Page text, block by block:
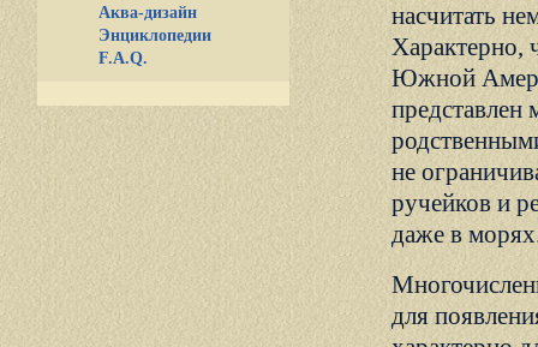
Аква-дизайн
Энциклопедии
F.A.Q.
насчитать
Характерно,
Южной
не
ручейков и
даже в
для